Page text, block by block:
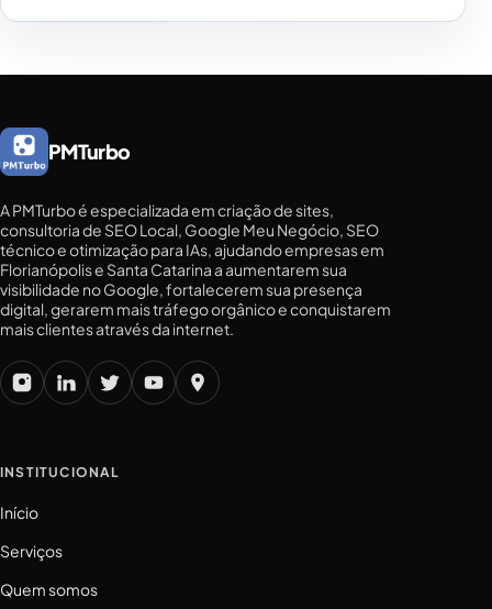
PMTurbo
A PMTurbo é especializada em criação de sites,
consultoria de SEO Local, Google Meu Negócio, SEO
técnico e otimização para IAs, ajudando empresas em
Florianópolis e Santa Catarina a aumentarem sua
visibilidade no Google, fortalecerem sua presença
digital, gerarem mais tráfego orgânico e conquistarem
mais clientes através da internet.
INSTITUCIONAL
Início
Serviços
Quem somos